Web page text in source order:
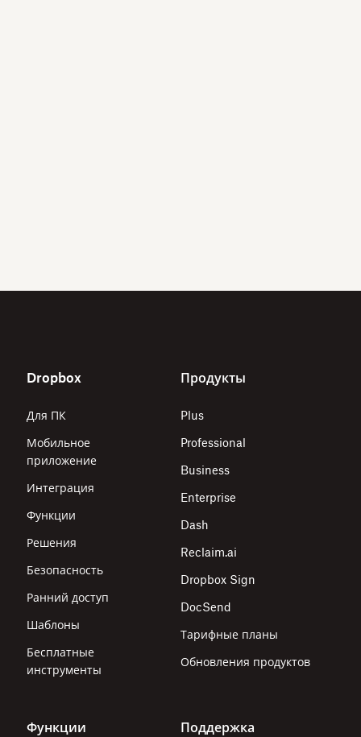
Dropbox
Для ПК
Мобильное
приложение
Интеграция
Функции
Решения
Безопасность
Ранний доступ
Шаблоны
Бесплатные
инструменты
Продукты
Plus
Professional
Business
Enterprise
Dash
Reclaim.ai
Dropbox Sign
DocSend
Тарифные планы
Обновления продуктов
Функции Поддержка